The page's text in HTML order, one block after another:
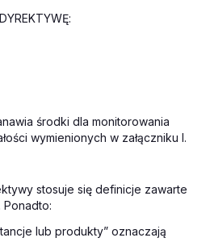
środki dla monitorowania
wymienionych w załączniku I.
stosuje się definicje zawarte
lub produkty” oznaczają